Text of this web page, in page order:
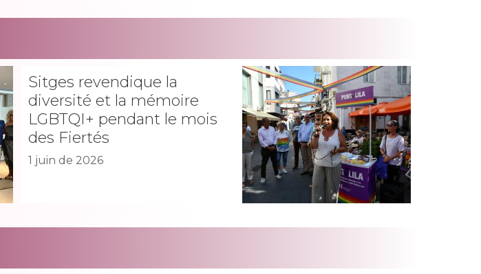
Sitges revendique la
diversité et la mémoire
LGBTQI+ pendant le mois
des Fiertés
1 juin de 2026